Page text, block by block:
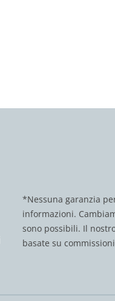
*Nessuna garanzia
informazioni.
sono possibili. Il
basate su